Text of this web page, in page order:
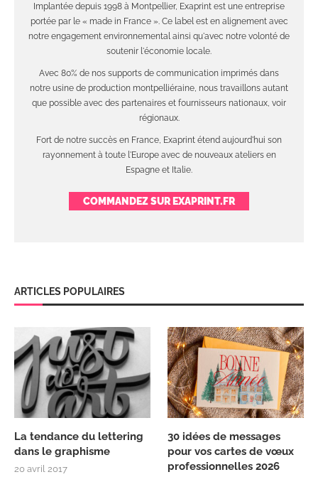
Implantée depuis 1998 à Montpellier, Exaprint est une entreprise
portée par le « made in France ». Ce label est en alignement avec
notre engagement environnemental ainsi qu'avec notre volonté de
soutenir l'économie locale.
Avec 80% de nos supports de communication imprimés dans
notre usine de production montpelliéraine, nous travaillons autant
que possible avec des partenaires et fournisseurs nationaux, voir
régionaux.
Fort de notre succès en France, Exaprint étend aujourd'hui son
rayonnement à toute l'Europe avec de nouveaux ateliers en
Espagne et Italie.
COMMANDEZ SUR EXAPRINT.FR
ARTICLES POPULAIRES
La tendance du lettering
dans le graphisme
20 avril 2017
30 idées de messages
pour vos cartes de vœux
professionnelles 2026